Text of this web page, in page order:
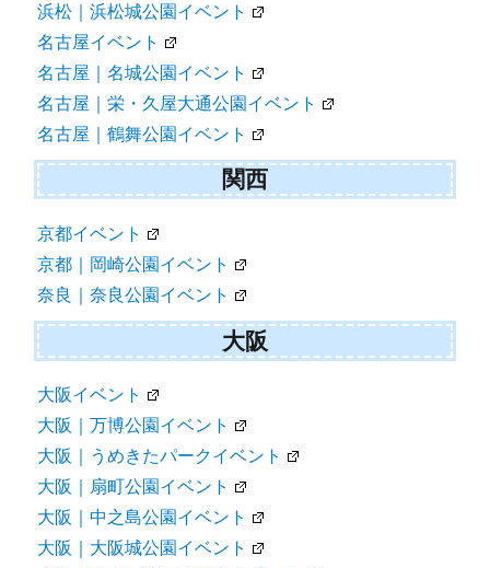
浜松｜浜松城公園イベント
名古屋イベント
名古屋｜名城公園イベント
名古屋｜栄・久屋大通公園イベント
名古屋｜鶴舞公園イベント
関西
京都イベント
京都｜岡崎公園イベント
奈良｜奈良公園イベント
大阪
大阪イベント
大阪｜万博公園イベント
大阪｜うめきたパークイベント
大阪｜扇町公園イベント
大阪｜中之島公園イベント
大阪｜大阪城公園イベント